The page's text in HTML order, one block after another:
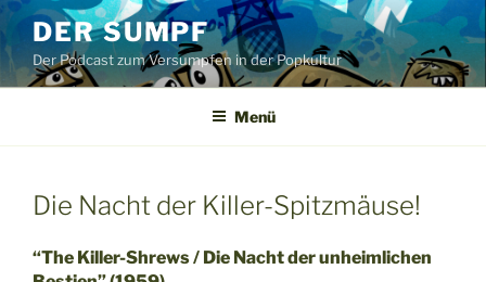
Zum
Inhalt
springen
DER SUMPF
Der Podcast zum Versumpfen in der Popkultur
Menü
Die Nacht der Killer-Spitzmäuse!
“The Killer-Shrews / Die Nacht der unheimlichen